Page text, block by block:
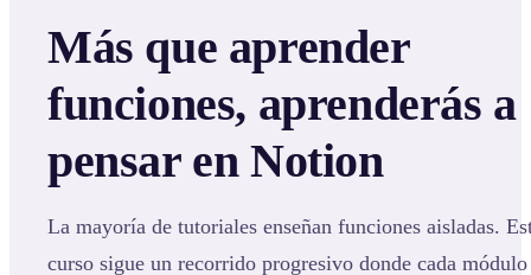
Más que aprender
funciones, aprenderás a
pensar en Notion
La mayoría de tutoriales enseñan funciones aisladas.
curso sigue un recorrido progresivo donde cada módulo